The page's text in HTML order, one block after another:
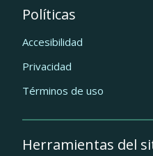
Políticas
Accesibilidad
Privacidad
Términos de uso
Herramientas del